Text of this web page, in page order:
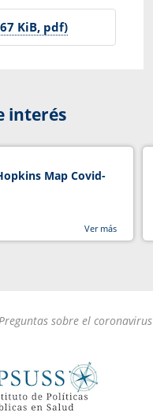
KiB, pdf)
interés
Map Covid-
Ver más
sobre el coronavirus